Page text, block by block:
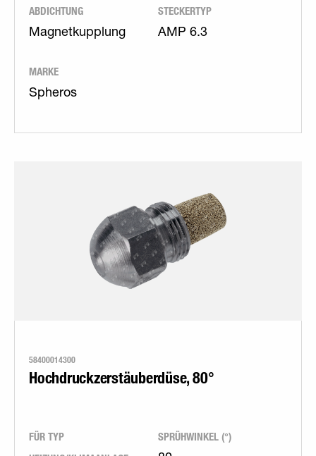
ABDICHTUNG
Magnetkupplung
STECKERTYP
AMP 6.3
MARKE
Spheros
58400014300
Hochdruckzerstäuberdüse, 80°
FÜR TYP
SPRÜHWINKEL (°)